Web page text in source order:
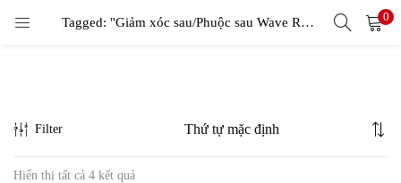
Tagged: "Giảm xóc sau/Phuộc sau Wave RS - Renso" 0
Filter
Hiển thị tất cả 4 kết quả
LOGIN